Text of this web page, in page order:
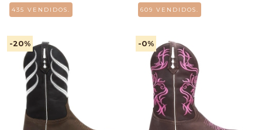
435 VENDIDOS. 609 VENDIDOS.
-20% -0%